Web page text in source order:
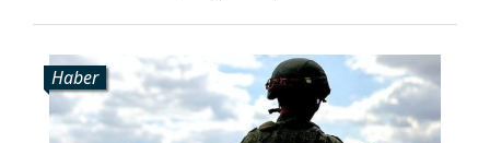
Haber